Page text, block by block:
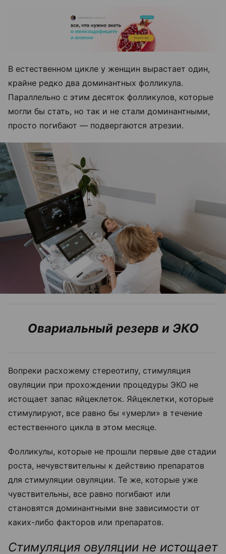
В естественном цикле у женщин вырастает один,
крайне редко два доминантных фолликула.
Параллельно с этим десяток фолликулов, которые
могли бы стать, но так и не стали доминантными,
просто погибают — подвергаются атрезии.
Овариальный резерв и ЭКО
Вопреки расхожему стереотипу, стимуляция
овуляции при прохождении процедуры ЭКО не
истощает запас яйцеклеток. Яйцеклетки, которые
стимулируют, все равно бы «умерли» в течение
естественного цикла в этом месяце.
Фолликулы, которые не прошли первые две стадии
роста, нечувствительны к действию препаратов
для стимуляции овуляции. Те же, которые уже
чувствительны, все равно погибают или
становятся доминантными вне зависимости от
каких-либо факторов или препаратов.
Стимуляция овуляции не истощает